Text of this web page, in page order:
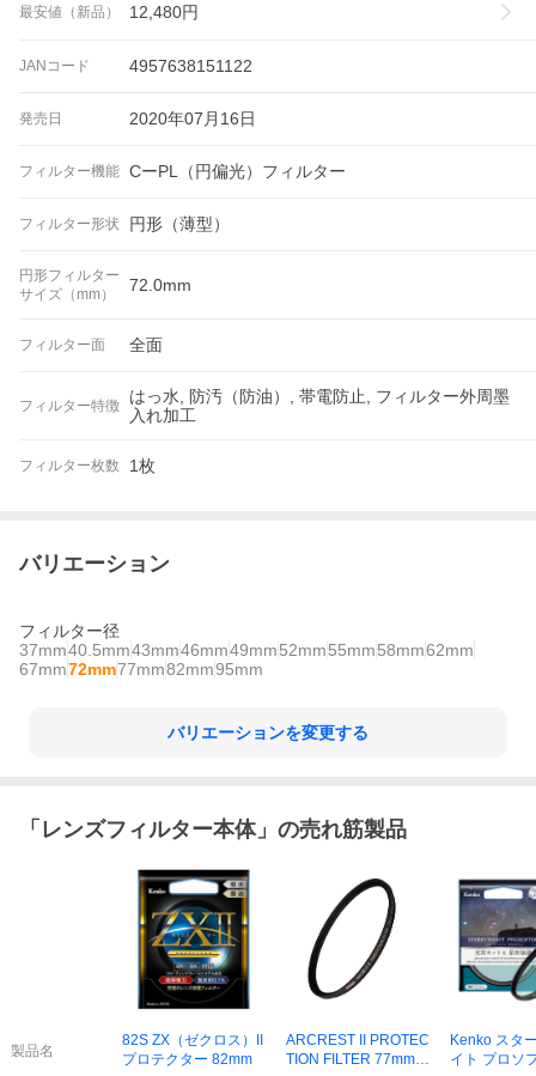
最安値（新品） 12,480円
JANコード 4957638151122
発売日 2020年07月16日
フィルター機能 CーPL（円偏光）フィルター
フィルター形状 円形（薄型）
円形フィルター
サイズ（mm）
72.0mm
フィルター面 全面
フィルター特徴
はっ水, 防汚（防油）, 帯電防止, フィルター外周墨
入れ加工
フィルター枚数 1枚
バリエーション
フィルター径
37mm40.5mm43mm46mm49mm52mm55mm58mm62mm
67mm72mm77mm82mm95mm
バリエーションを変更する
「 レンズフィルター本体」の売れ筋製品
製品名
82S ZX（ゼクロス）II
プロテクター 82mm
ARCREST II PROTEC
TION FILTER 77mm A
Kenko スタ
イト プロソ